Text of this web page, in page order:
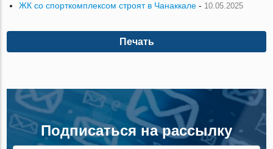
ЖК со спорткомплексом строят в Чанаккале - 10.05.2025
Печать
Подписаться на рассылку